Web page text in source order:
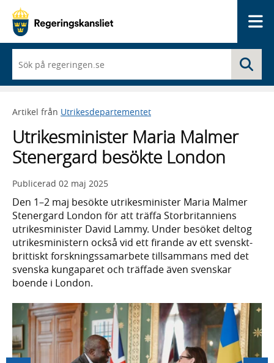
du
börjar
skriva
framträder
lista
med
sökförslag
Artikel från Utrikesdepartementet
Utrikesminister Maria Malmer
Stenergard besökte London
Publicerad 02 maj 2025
Den 1–2 maj besökte utrikesminister Maria Malmer
Stenergard London för att träffa Storbritanniens
utrikesminister David Lammy. Under besöket deltog
utrikesministern också vid ett firande av ett svenskt-
brittiskt forskningssamarbete tillsammans med det
svenska kungaparet och träffade även svenskar
boende i London.